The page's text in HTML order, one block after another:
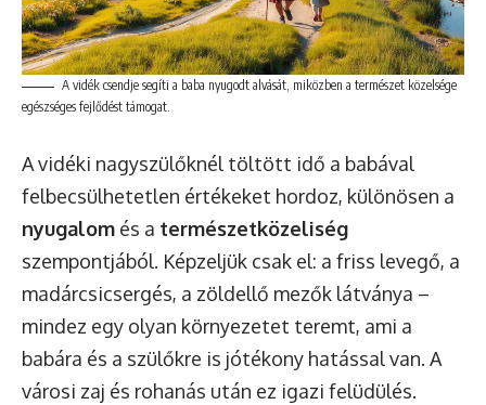
A vidék csendje segíti a baba nyugodt alvását, miközben a természet közelsége
egészséges fejlődést támogat.
A vidéki nagyszülőknél töltött idő a babával
felbecsülhetetlen értékeket hordoz, különösen a
nyugalom és a természetközeliség
szempontjából. Képzeljük csak el: a friss levegő, a
madárcsicsergés, a zöldellő mezők látványa –
mindez egy olyan környezetet teremt, ami a
babára és a szülőkre is jótékony hatással van. A
városi zaj és rohanás után ez igazi felüdülés.